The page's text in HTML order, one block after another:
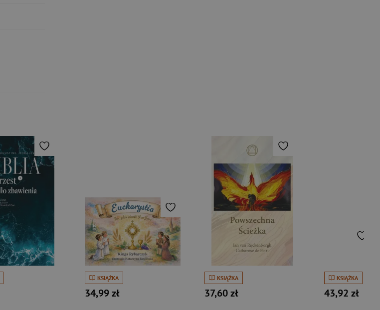
KSIĄŻKA
34,99 zł
KSIĄŻKA
37,60 zł
KSIĄŻKA
43,92 zł